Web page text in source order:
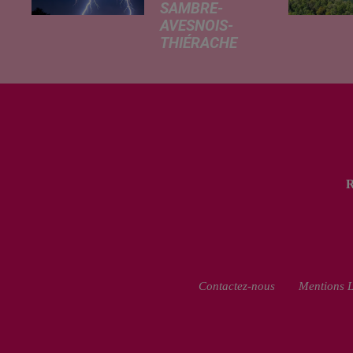
SAMBRE-
AVESNOIS-
THIÉRACHE
typiquement
Contactez-nous Mentions